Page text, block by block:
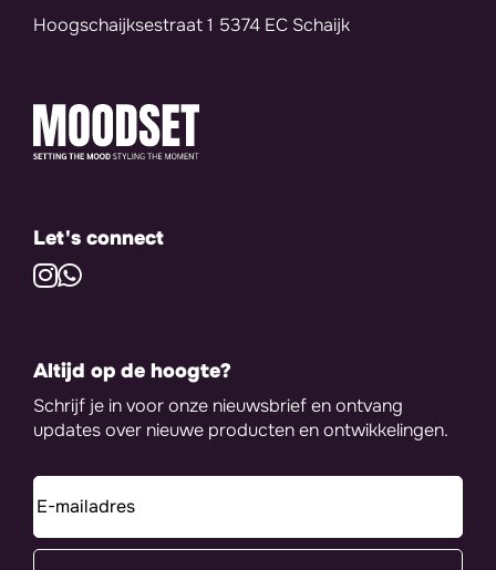
Hoogschaijksestraat 1 5374 EC Schaijk
Let's connect
Altijd op de hoogte?
Schrijf je in voor onze nieuwsbrief en ontvang
updates over nieuwe producten en ontwikkelingen.